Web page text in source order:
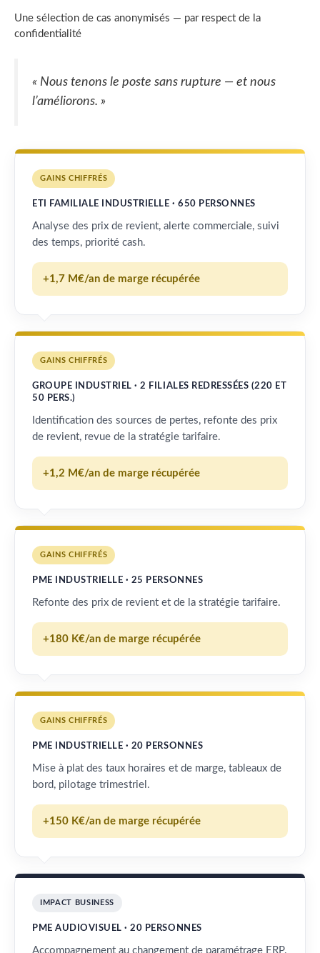
Une sélection de cas anonymisés — par respect de la
confidentialité
« Nous tenons le poste sans rupture — et nous
l’améliorons. »
GAINS CHIFFRÉS
ETI FAMILIALE INDUSTRIELLE · 650 PERSONNES
Analyse des prix de revient, alerte commerciale, suivi
des temps, priorité cash.
+1,7 M€/an de marge récupérée
GAINS CHIFFRÉS
GROUPE INDUSTRIEL · 2 FILIALES REDRESSÉES (220 ET
50 PERS.)
Identification des sources de pertes, refonte des prix
de revient, revue de la stratégie tarifaire.
+1,2 M€/an de marge récupérée
GAINS CHIFFRÉS
PME INDUSTRIELLE · 25 PERSONNES
Refonte des prix de revient et de la stratégie tarifaire.
+180 K€/an de marge récupérée
GAINS CHIFFRÉS
PME INDUSTRIELLE · 20 PERSONNES
Mise à plat des taux horaires et de marge, tableaux de
bord, pilotage trimestriel.
+150 K€/an de marge récupérée
IMPACT BUSINESS
PME AUDIOVISUEL · 20 PERSONNES
Accompagnement au changement de paramétrage ERP.